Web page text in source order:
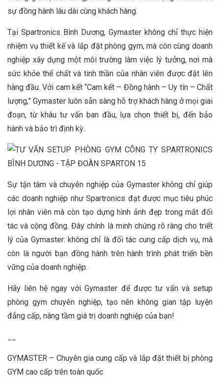
sự đồng hành lâu dài cùng khách hàng.
Tại Spartronics Bình Dương, Gymaster không chỉ thực hiện
nhiệm vụ thiết kế và lắp đặt phòng gym, mà còn cùng doanh
nghiệp xây dựng một môi trường làm việc lý tưởng, nơi mà
sức khỏe thể chất và tinh thần của nhân viên được đặt lên
hàng đầu. Với cam kết “Cam kết – Đồng hành – Uy tín – Chất
lượng,” Gymaster luôn sẵn sàng hỗ trợ khách hàng ở mọi giai
đoạn, từ khâu tư vấn ban đầu, lựa chọn thiết bị, đến bảo
hành và bảo trì định kỳ.
Sự tận tâm và chuyên nghiệp của Gymaster không chỉ giúp
các doanh nghiệp như Spartronics đạt được mục tiêu phúc
lợi nhân viên mà còn tạo dựng hình ảnh đẹp trong mắt đối
tác và cộng đồng. Đây chính là minh chứng rõ ràng cho triết
lý của Gymaster: không chỉ là đối tác cung cấp dịch vụ, mà
còn là người bạn đồng hành trên hành trình phát triển bền
vững của doanh nghiệp.
Hãy liên hệ ngay với Gymaster để được tư vấn và setup
phòng gym chuyên nghiệp, tạo nên không gian tập luyện
đẳng cấp, nâng tầm giá trị doanh nghiệp của bạn!
GYMASTER – Chuyên gia cung cấp và lắp đặt thiết bị phòng
GYM cao cấp trên toàn quốc